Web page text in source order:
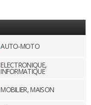
AUTO-MOTO
ELECTRONIQUE,
INFORMATIQUE
MOBILIER, MAISON